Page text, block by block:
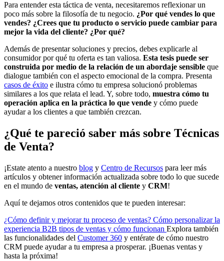
Para entender esta táctica de venta, necesitaremos reflexionar un
poco más sobre la filosofía de tu negocio. ¿Por qué vendes lo que
vendes? ¿Crees que tu producto o servicio puede cambiar para
mejor la vida del cliente? ¿Por qué?
Además de presentar soluciones y precios, debes explicarle al
consumidor por qué tu oferta es tan valiosa. Esta tesis puede ser
construida por medio de la relación de un abordaje sensible que
dialogue también con el aspecto emocional de la compra. Presenta
casos de éxito e ilustra cómo tu empresa solucionó problemas
similares a los que relata el lead. Y, sobre todo, muestra cómo tu
operación aplica en la práctica lo que vende y cómo puede
ayudar a los clientes a que también crezcan.
¿Qué te pareció saber más sobre Técnicas
de Venta?
¡Estate atento a nuestro blog y Centro de Recursos para leer más
artículos y obtener información actualizada sobre todo lo que sucede
en el mundo de ventas, atención al cliente y CRM!
Aquí te dejamos otros contenidos que te pueden interesar:
¿Cómo definir y mejorar tu proceso de ventas? Cómo personalizar la
experiencia B2B tipos de ventas y cómo funcionan Explora también
las funcionalidades del Customer 360 y entérate de cómo nuestro
CRM puede ayudar a tu empresa a prosperar. ¡Buenas ventas y
hasta la próxima!